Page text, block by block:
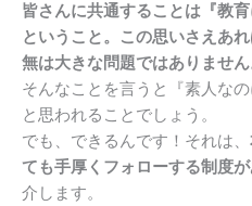
皆さんに共通することは『教
ということ。この思いさえあ
無は大きな問題ではありません
そんなことを言うと『素人な
と思われることでしょう。
でも、できるんです！それは、
ても手厚くフォローする制度が
介します。